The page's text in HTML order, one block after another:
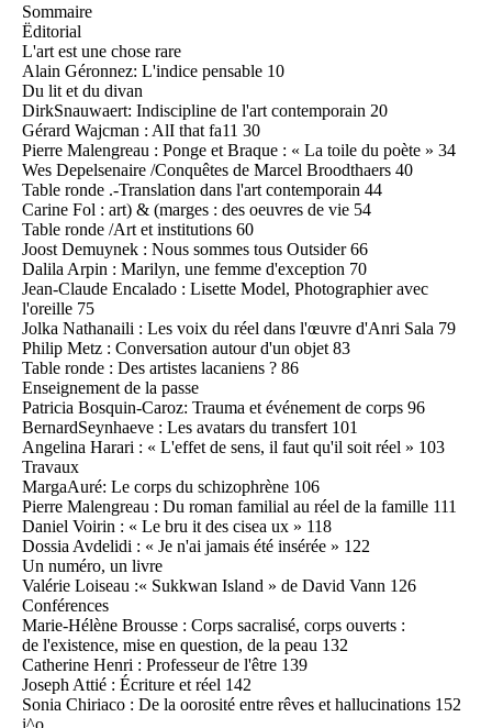
Sommaire
Ëditorial
L'art est une chose rare
Alain Géronnez: L'indice pensable 10
Du lit et du divan
DirkSnauwaert: Indiscipline de l'art contemporain 20
Gérard Wajcman : AlI that fa11 30
Pierre Malengreau : Ponge et Braque : « La toile du poète » 34
Wes Depelsenaire /Conquêtes de Marcel Broodthaers 40
Table ronde .-Translation dans l'art contemporain 44
Carine Fol : art) & (marges : des oeuvres de vie 54
Table ronde /Art et institutions 60
Joost Demuynek : Nous sommes tous Outsider 66
Dalila Arpin : Marilyn, une femme d'exception 70
Jean-Claude Encalado : Lisette Model, Photographier avec
l'oreille 75
Jolka Nathanaili : Les voix du réel dans l'œuvre d'Anri Sala 79
Philip Metz : Conversation autour d'un objet 83
Table ronde : Des artistes lacaniens ? 86
Enseignement de la passe
Patricia Bosquin-Caroz: Trauma et événement de corps 96
BernardSeynhaeve : Les avatars du transfert 101
Angelina Harari : « L'effet de sens, il faut qu'il soit réel » 103
Travaux
MargaAuré: Le corps du schizophrène 106
Pierre Malengreau : Du roman familial au réel de la famille 111
Daniel Voirin : « Le bru it des cisea ux » 118
Dossia Avdelidi : « Je n'ai jamais été insérée » 122
Un numéro, un livre
Valérie Loiseau :« Sukkwan Island » de David Vann 126
Conférences
Marie-Hélène Brousse : Corps sacralisé, corps ouverts :
de l'existence, mise en question, de la peau 132
Catherine Henri : Professeur de l'être 139
Joseph Attié : Écriture et réel 142
Sonia Chiriaco : De la oorosité entre rêves et hallucinations 152
i^o